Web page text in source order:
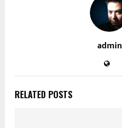
admin
RELATED POSTS